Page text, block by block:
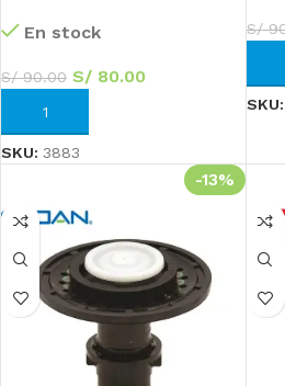
En stock
S/90.00 S/ 80.00
AÑADIR AL CARRITO
SKU: 3883
S/
SKU:
-13%